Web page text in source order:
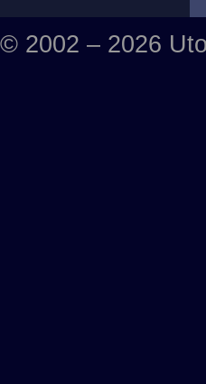
© 2002 – 2026